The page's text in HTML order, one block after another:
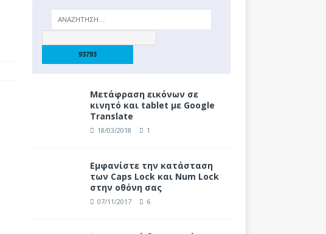
Μετάφραση εικόνων σε
κινητό και tablet με Google
Translate
18/03/2018 1
Eμφανίστε την κατάσταση
των Caps Lock και Num Lock
στην οθόνη σας
07/11/2017 6